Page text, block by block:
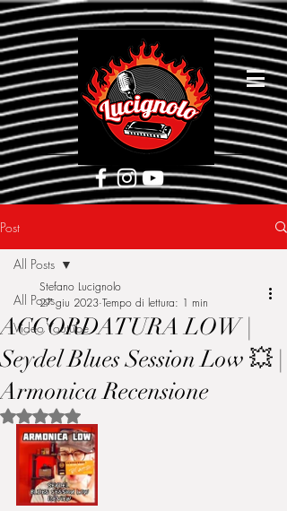
[google5752d089b3584a1d.html]
Post
All Posts
Video Youtube
All Posts
ACCORDATURA LOW |
Seydel Blues Session Low 💥 |
Armonica Recensione
Stefano Lucignolo
27 giu 2023 Tempo di lettura: 1 min
Valutazione NaN stelle su 5.